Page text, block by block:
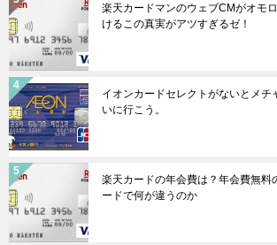
楽天カードマンのウェブCMがオモ
けるこの真実がアツすぎるゼ！
イオンカードセレクトがないとメチ
いに行こう。
楽天カードの年会費は？年会費無料
ードで何が違うのか